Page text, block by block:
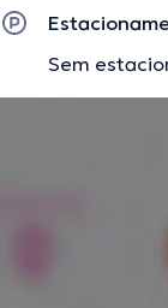
já anunciou
línguas que fala o
Sem